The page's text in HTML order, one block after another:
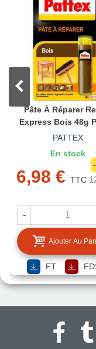
Pâte À Réparer
Express Bois 48g
PATTEX
En stock
6,98 € TTC
-
Ajouter Au
FT